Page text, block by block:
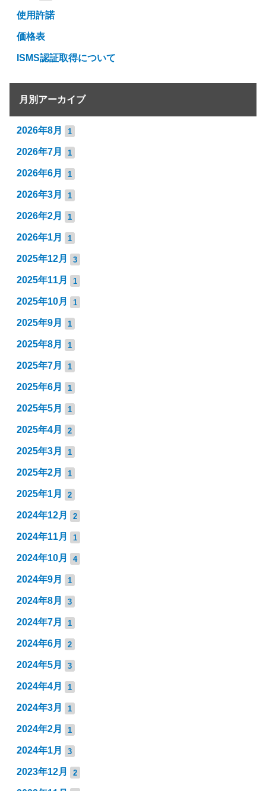
使用許諾
価格表
ISMS認証取得について
月別アーカイブ
2026年8月 1
2026年7月 1
2026年6月 1
2026年3月 1
2026年2月 1
2026年1月 1
2025年12月 3
2025年11月 1
2025年10月 1
2025年9月 1
2025年8月 1
2025年7月 1
2025年6月 1
2025年5月 1
2025年4月 2
2025年3月 1
2025年2月 1
2025年1月 2
2024年12月 2
2024年11月 1
2024年10月 4
2024年9月 1
2024年8月 3
2024年7月 1
2024年6月 2
2024年5月 3
2024年4月 1
2024年3月 1
2024年2月 1
2024年1月 3
2023年12月 2